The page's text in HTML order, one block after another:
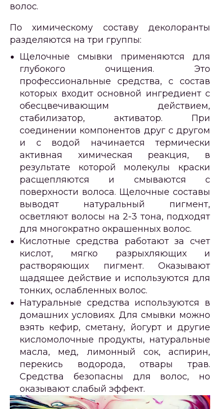
волос.
По химическому составу деколоранты
разделяются на три группы:
Щелочные смывки применяются для
глубокого очищения. Это
профессиональные средства, с состав
которых входит основной ингредиент с
обесцвечивающим действием,
стабилизатор, активатор. При
соединении компонентов друг с другом
и с водой начинается термически
активная химическая реакция, в
результате которой молекулы краски
расщепляются и смываются с
поверхности волоса. Щелочные составы
выводят натуральный пигмент,
осветляют волосы на 2-3 тона, подходят
для многократно окрашенных волос.
Кислотные средства работают за счет
кислот, мягко разрыхляющих и
растворяющих пигмент. Оказывают
щадящее действие и используются для
тонких, ослабленных волос.
Натуральные средства используются в
домашних условиях. Для смывки можно
взять кефир, сметану, йогурт и другие
кисломолочные продукты, натуральные
масла, мед, лимонный сок, аспирин,
перекись водорода, отвары трав.
Средства безопасны для волос, но
оказывают слабый эффект.